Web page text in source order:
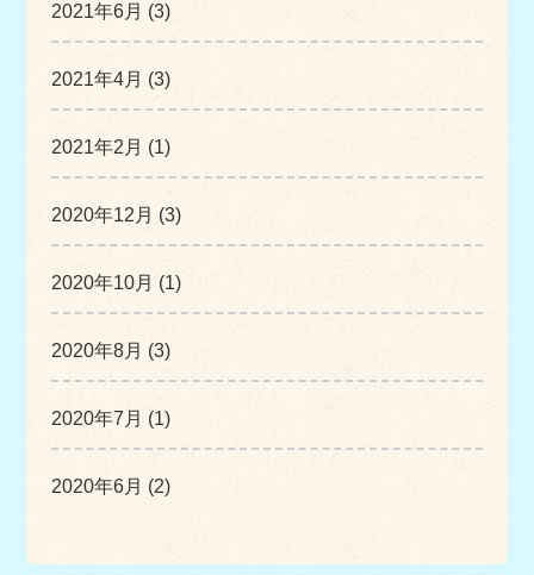
2021年6月 (3)
2021年4月 (3)
2021年2月 (1)
2020年12月 (3)
2020年10月 (1)
2020年8月 (3)
2020年7月 (1)
2020年6月 (2)